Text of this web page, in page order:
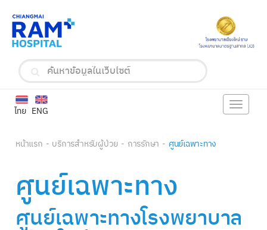
ENG
ไทย Toggle
หน้าแรก บริการสำหรับผู้ป่วย การรักษา ศูนย์เฉพาะทาง
ศูนย์เฉพาะทาง
ศูนย์เฉพาะทางโรงพยาบาล